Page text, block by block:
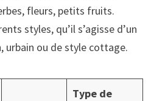
fleurs, petits fruits.
styles, qu’il s’agisse d’un
urbain ou de style cottage.
Type de